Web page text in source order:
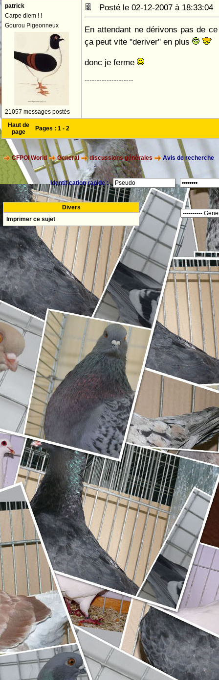
patrick
Carpe diem ! !
Gourou Pigeonneux
21057 messages postés
Posté le 02-12-2007 à
En attendant ne dérivons pas de
ça peut vite "deriver" en plus
donc je ferme
--------------------
Haut de
page
Pages : 1 - 2
CFPOI World General discussions générales Avis de recherche
Identification rapide :
Divers
Imprimer ce sujet